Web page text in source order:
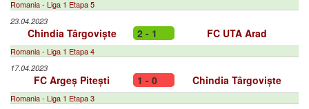
Romania - Liga 1 Etapa 5
23.04.2023
Chindia Târgoviște 2 - 1 FC UTA Arad
Romania - Liga 1 Etapa 4
17.04.2023
FC Argeș Pitești 1 - 0 Chindia Târgoviște
Romania - Liga 1 Etapa 3